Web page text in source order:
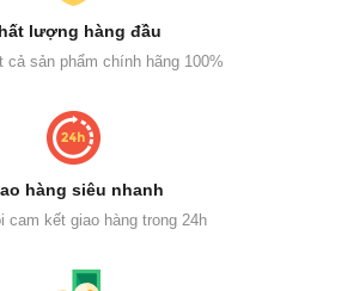
lượng hàng đầu
cả sản phẩm chính hãng 100%
hàng siêu nhanh
cam kết giao hàng trong 24h